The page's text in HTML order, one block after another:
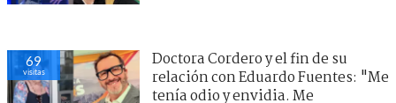
69
visitas
Doctora Cordero y el fin de su
relación con Eduardo Fuentes: "Me
tenía odio y envidia. Me